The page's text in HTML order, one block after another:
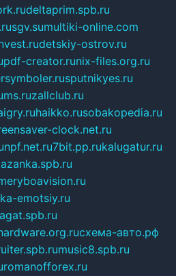
deltaprim.spb.ru
sgv.sumultiki-online.com
detskiy-ostrov.ru
pdf-creator.runix-files.org.ru
sputnikyes.ru
zallclub.ru
haikko.rusobakopedia.ru
clock.net.ru
npf.net.ru7bit.pp.rukalugatur.ru
emotsiy.ru
agat.spb.ru
схема-авто.рф
music8.spb.ru
romanofforex.ru